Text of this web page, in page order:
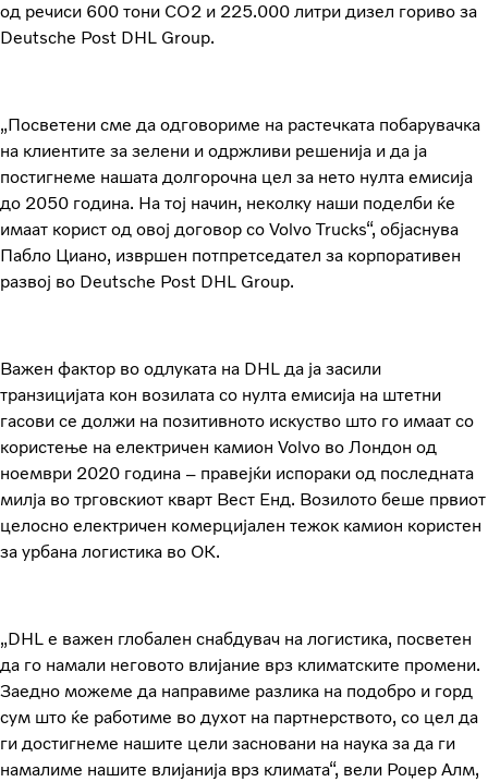
од речиси 600 тони CO2 и 225.000 литри дизел гориво за
Deutsche Post DHL Group.
„Посветени сме да одговориме на растечката побарувачка
на клиентите за зелени и одржливи решенија и да ја
постигнеме нашата долгорочна цел за нето нулта емисија
до 2050 година. На тој начин, неколку наши поделби ќе
имаат корист од овој договор со Volvo Trucks“, објаснува
Пабло Циано, извршен потпретседател за корпоративен
развој во Deutsche Post DHL Group.
Важен фактор во одлуката на DHL да ја засили
транзицијата кон возилата со нулта емисија на штетни
гасови се должи на позитивното искуство што го имаат со
користење на електричен камион Volvo во Лондон од
ноември 2020 година – правејќи испораки од последната
милја во трговскиот кварт Вест Енд. Возилото беше првиот
целосно електричен комерцијален тежок камион користен
за урбана логистика во ОК.
„DHL е важен глобален снабдувач на логистика, посветен
да го намали неговото влијание врз климатските промени.
Заедно можеме да направиме разлика на подобро и горд
сум што ќе работиме во духот на партнерството, со цел да
ги достигнеме нашите цели засновани на наука за да ги
намалиме нашите влијанија врз климата“, вели Роџер Алм,